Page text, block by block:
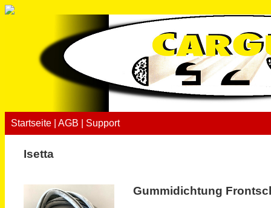
Startseite AGB Support
Isetta
Gummidichtung